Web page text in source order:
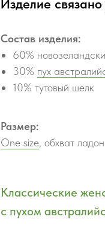
Изделие
Состав изделия:
60%
30% пух
10% тутовый шелк
Размер:
One size , обхват
Классические
с пухом